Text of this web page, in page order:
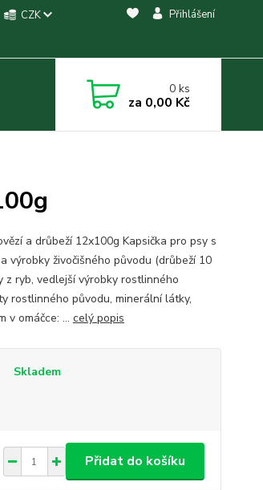
CZK Přihlášení
0ks
za 0,00 Kč
a drůbeží 12x100g Kapsička pro psy s
výrobky živočišného původu (drůbeží 10
z ryb, vedlejší výrobky rostlinného
rostlinného původu, minerální látky,
v omáčce: ... celý popis
Skladem
Přidat do košíku